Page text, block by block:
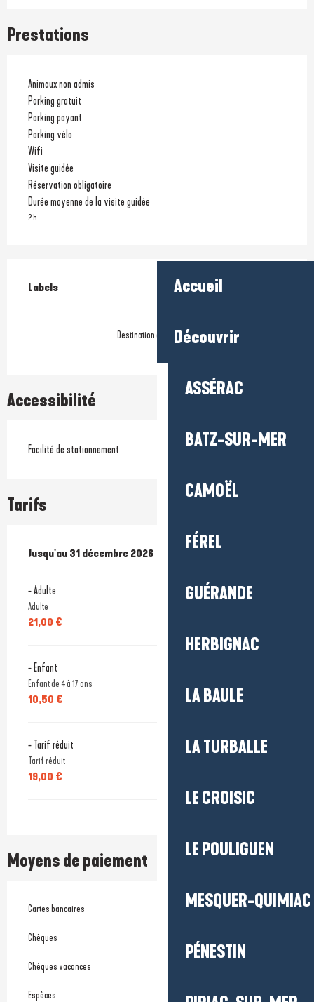
Accueil
Découvrir
ASSÉRAC
BATZ-SUR-MER
CAMOËL
FÉREL
GUÉRANDE
HERBIGNAC
LA BAULE
LA TURBALLE
LE CROISIC
LE POULIGUEN
MESQUER-QUIMIAC
PÉNESTIN
Prestations
Animaux non admis
Parking gratuit
Parking payant
Parking vélo
Wifi
Visite guidée
Réservation obligatoire
Durée moyenne de la visite guidée
2 h
Offres de prestations
Labels
Labels
Destination d'Excellence
Accessibilité
Facilité de stationnement
Tarifs
Du7 février 2026au31 décembre 2026
Jusqu'au 31 décembre 2026
- Adulte
Adulte
21,00 €
- Enfant
Enfant de 4 à 17 ans
10,50 €
- Tarif réduit
Tarif réduit
19,00 €
Moyens de paiement
Cartes bancaires
Chèques
Chèques vacances
Espèces